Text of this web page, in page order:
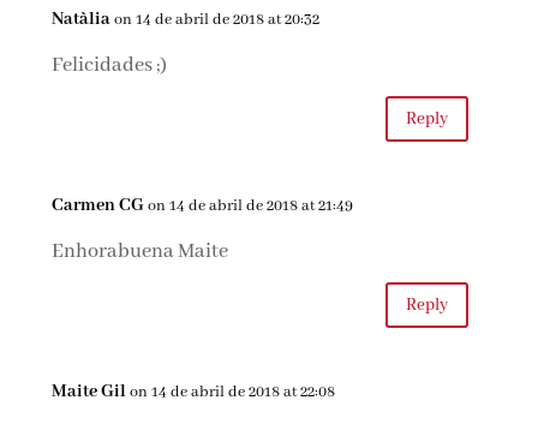
Natàliaon 14 de abril de 2018 at 20:32
Felicidades ;)
Reply
Carmen CGon 14 de abril de 2018 at 21:49
Enhorabuena Maite
Reply
Maite Gilon 14 de abril de 2018 at 22:08